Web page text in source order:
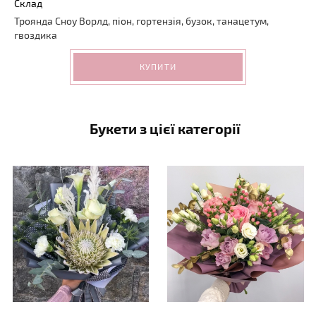
Склад
Троянда Сноу Ворлд, піон, гортензія, бузок, танацетум,
гвоздика
КУПИТИ
Букети з цієї категорії